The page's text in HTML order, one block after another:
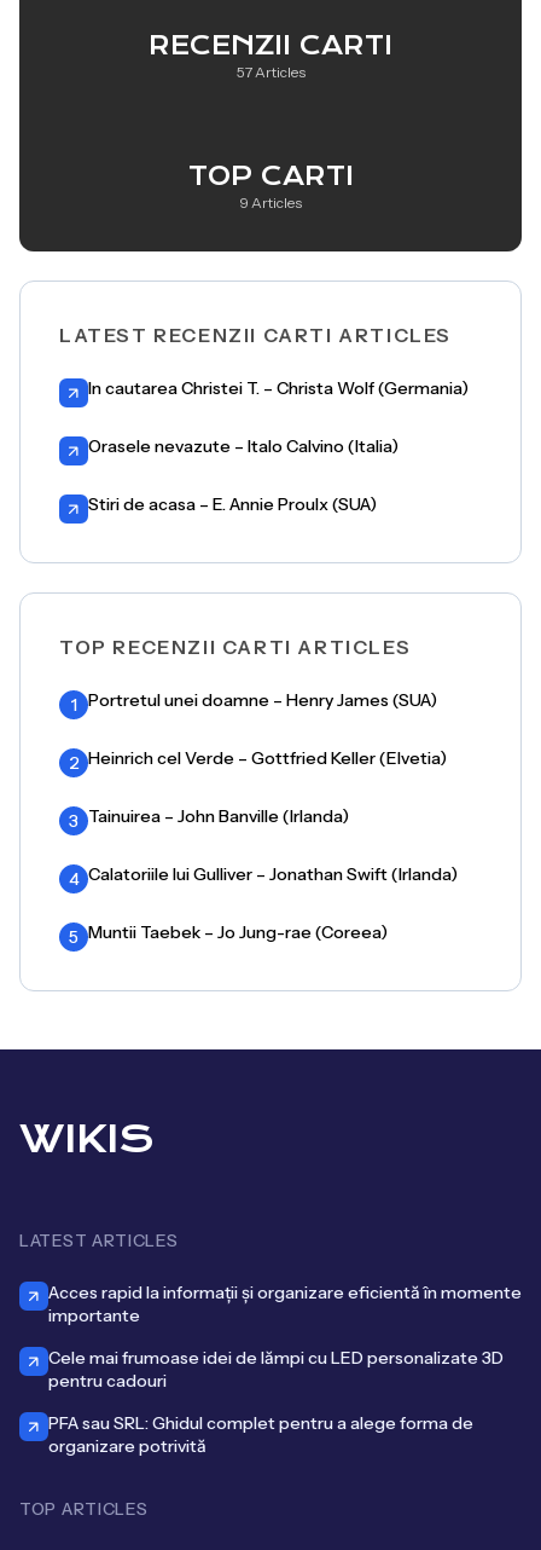
RECENZII CARTI
57 Articles
TOP CARTI
9 Articles
LATEST RECENZII CARTI ARTICLES
In cautarea Christei T. – Christa Wolf (Germania)
Orasele nevazute – Italo Calvino (Italia)
Stiri de acasa – E. Annie Proulx (SUA)
TOP RECENZII CARTI ARTICLES
1 Portretul unei doamne – Henry James (SUA)
2 Heinrich cel Verde – Gottfried Keller (Elvetia)
3 Tainuirea – John Banville (Irlanda)
4 Calatoriile lui Gulliver – Jonathan Swift (Irlanda)
5 Muntii Taebek – Jo Jung-rae (Coreea)
WIKIS
LATEST ARTICLES
Acces rapid la informații și organizare eficientă în momente
importante
Cele mai frumoase idei de lămpi cu LED personalizate 3D
pentru cadouri
PFA sau SRL: Ghidul complet pentru a alege forma de
organizare potrivită
TOP ARTICLES